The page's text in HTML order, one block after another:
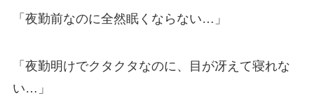
「夜勤前なのに全然眠くならない…」
「夜勤明けでクタクタなのに、目が冴えて寝れな
い…」